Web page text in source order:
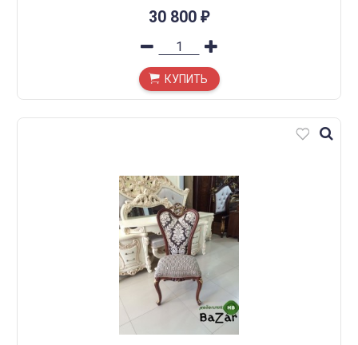
30 800 ₽
КУПИТЬ